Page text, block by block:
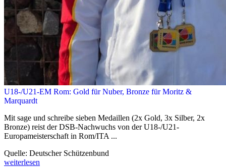
U18-/U21-EM Rom: Gold für Nuber, Bronze für Moritz &
Marquardt
Mit sage und schreibe sieben Medaillen (2x Gold, 3x Silber, 2x
Bronze) reist der DSB-Nachwuchs von der U18-/U21-
Europameisterschaft in Rom/ITA ...
Quelle: Deutscher Schützenbund
weiterlesen